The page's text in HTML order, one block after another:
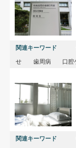
関連キーワード
せ
歯周病 口腔
関連キーワード